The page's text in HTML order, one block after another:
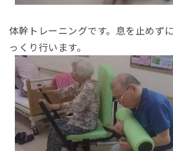
体幹トレーニングです。息を止めず
っくり行います。